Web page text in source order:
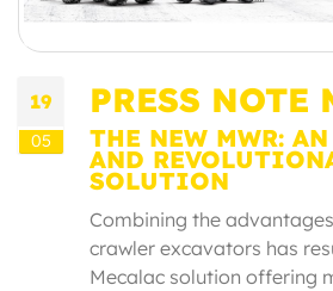
19
05
PRESS NOTE
THE NEW MWR:
AND
SOLUTION
Combining the
crawler excavators has
Mecalac solution offering